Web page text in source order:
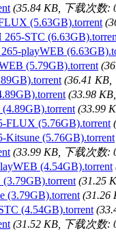
(35.84 KB, 下载次数:
(5.63GB).torrent
STC
playWEB
(5.79GB).torrent
(36.41
(33.98
(33.99
FLUX (5.76GB).torrent
(5.76GB).torrent
(33.99 KB, 下载次数:
(4.54GB).torrent
(31.25
(3.79GB).torrent (31.26
(4.54GB).torrent
(31.52 KB, 下载次数: